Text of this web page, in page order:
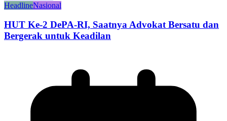
HeadlineNasional
HUT Ke-2 DePA-RI, Saatnya Advokat Bersatu dan
Bergerak untuk Keadilan